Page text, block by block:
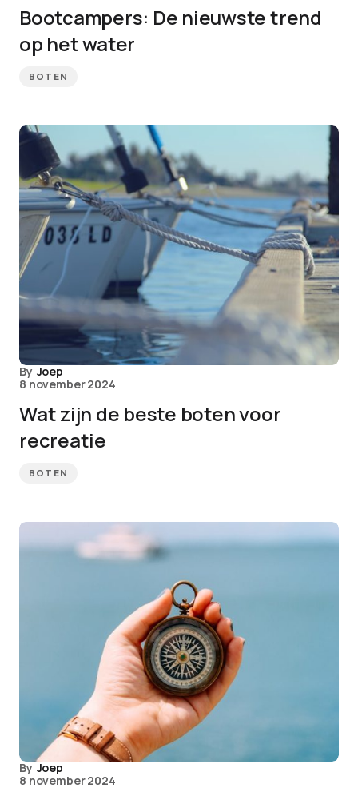
Bootcampers: De nieuwste trend
op het water
BOTEN
By Joep
8 november 2024
Wat zijn de beste boten voor
recreatie
BOTEN
By Joep
8 november 2024